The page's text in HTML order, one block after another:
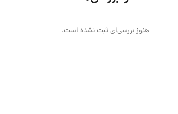
هنوز بررسی‌ای ثبت نشده است.